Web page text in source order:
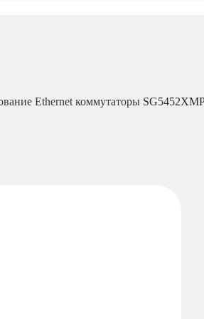
Ethernet коммутаторы